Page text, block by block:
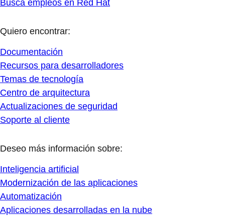
Busca empleos en Red Hat
Quiero encontrar:
Documentación
Recursos para desarrolladores
Temas de tecnología
Centro de arquitectura
Actualizaciones de seguridad
Soporte al cliente
Deseo más información sobre:
Inteligencia artificial
Modernización de las aplicaciones
Automatización
Aplicaciones desarrolladas en la nube